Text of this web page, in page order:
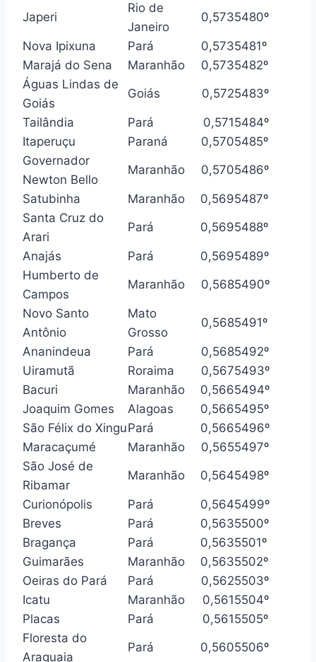
Japeri
Rio de
Janeiro
0,5735480º
Nova Ipixuna Pará 0,5735481º
Marajá do Sena
Maranhão 0,5735482º
Águas Lindas de
Goiás
Goiás 0,5725483º
Tailândia Pará 0,5715484º
Itaperuçu
Paraná 0,5705485º
Governador
Newton Bello
Maranhão 0,5705486º
Satubinha Maranhão 0,5695487º
Santa Cruz do
Arari
Pará 0,5695488º
Anajás Pará 0,5695489º
Humberto de
Campos
Maranhão 0,5685490º
Novo Santo
Antônio
Mato
Grosso
0,5685491º
Ananindeua Pará 0,5685492º
Uiramutã
Roraima 0,5675493º
Bacuri
Maranhão 0,5665494º
Joaquim Gomes
Alagoas 0,5665495º
São Félix do XinguPará 0,5665496º
Maracaçumé
Maranhão 0,5655497º
São José de
Ribamar
Maranhão 0,5645498º
Curionópolis Pará 0,5645499º
Breves
Pará 0,5635500º
Bragança
Pará 0,5635501º
Guimarães
Maranhão 0,5635502º
Oeiras do Pará
Pará 0,5625503º
Icatu
Maranhão 0,5615504º
Placas
Pará 0,5615505º
Floresta do
Araguaia
Pará 0,5605506º